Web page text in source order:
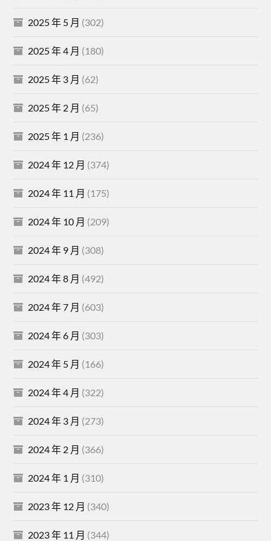
2025 年 5 月 (302)
2025 年 4 月 (180)
2025 年 3 月 (62)
2025 年 2 月 (65)
2025 年 1 月 (236)
2024 年 12 月 (374)
2024 年 11 月 (175)
2024 年 10 月 (209)
2024 年 9 月 (308)
2024 年 8 月 (492)
2024 年 7 月 (603)
2024 年 6 月 (303)
2024 年 5 月 (166)
2024 年 4 月 (322)
2024 年 3 月 (273)
2024 年 2 月 (366)
2024 年 1 月 (310)
2023 年 12 月 (340)
2023 年 11 月 (344)